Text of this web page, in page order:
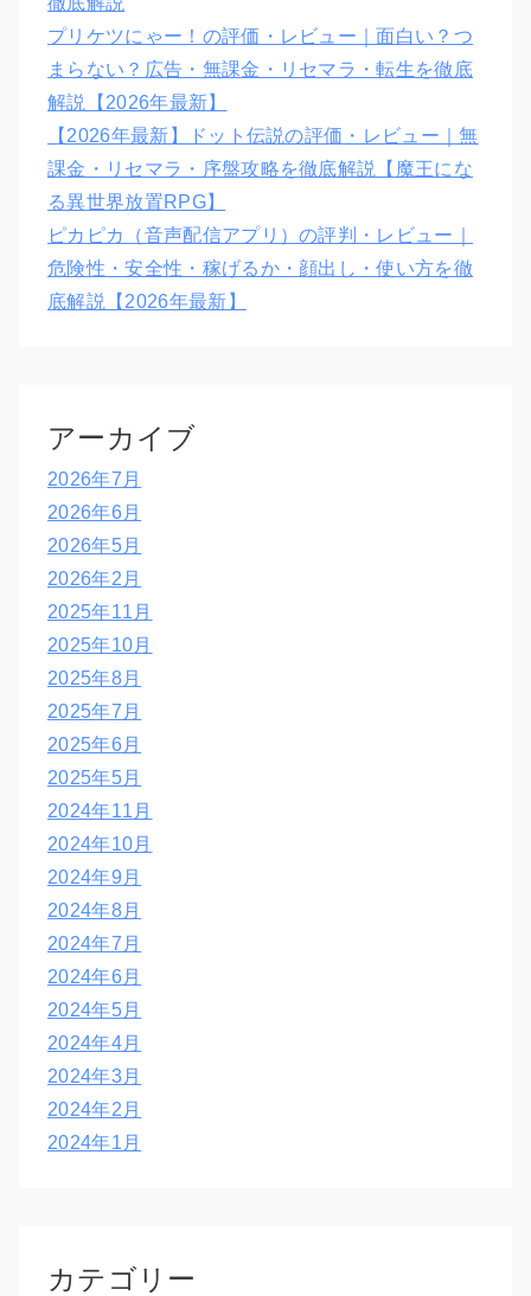
プリケツにゃー！の評価・レビュー｜面白い？つ
まらない？広告・無課金・リセマラ・転生を徹底
解説【2026年最新】
【2026年最新】ドット伝説の評価・レビュー｜無
課金・リセマラ・序盤攻略を徹底解説【魔王にな
る異世界放置RPG】
ピカピカ（音声配信アプリ）の評判・レビュー｜
危険性・安全性・稼げるか・顔出し・使い方を徹
底解説【2026年最新】
アーカイブ
2026年7月
2026年6月
2026年5月
2026年2月
2025年11月
2025年10月
2025年8月
2025年7月
2025年6月
2025年5月
2024年11月
2024年10月
2024年9月
2024年8月
2024年7月
2024年6月
2024年5月
2024年4月
2024年3月
2024年2月
2024年1月
カテゴリー